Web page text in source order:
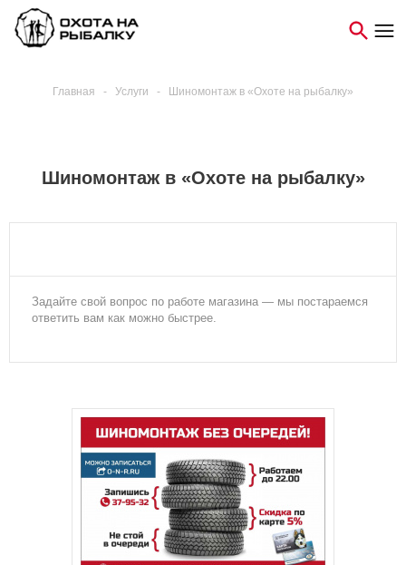
Главная - Услуги - Шиномонтаж в «Охоте на рыбалку»
Шиномонтаж в «Охоте на рыбалку»
Задайте свой вопрос по работе магазина — мы постараемся
ответить вам как можно быстрее.